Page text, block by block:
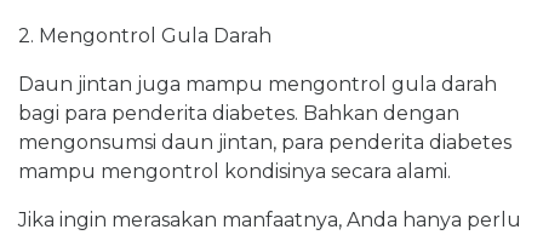
2. Mengontrol Gula Darah
Daun jintan juga mampu mengontrol gula darah
bagi para penderita diabetes. Bahkan dengan
mengonsumsi daun jintan, para penderita diabetes
mampu mengontrol kondisinya secara alami.
Jika ingin merasakan manfaatnya, Anda hanya perlu